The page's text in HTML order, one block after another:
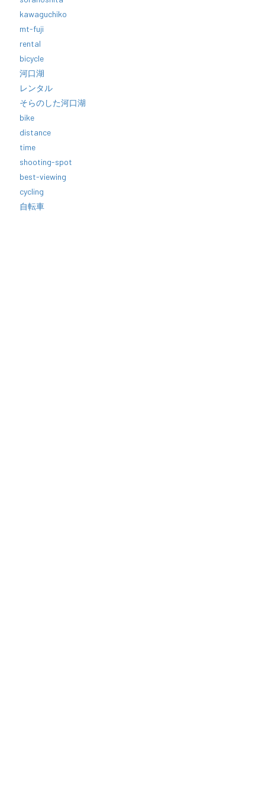
kawaguchiko
mt-fuji
rental
bicycle
河口湖
レンタル
そらのした河口湖
bike
distance
time
shooting-spot
best-viewing
cycling
自転車